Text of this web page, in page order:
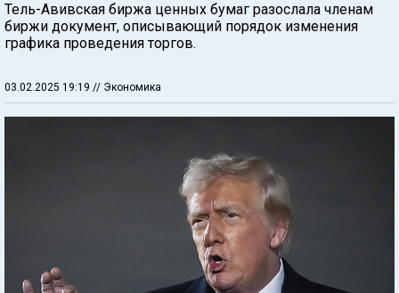
Тель-Авивская биржа ценных бумаг разослала членам
биржи документ, описывающий порядок изменения
графика проведения торгов.
03.02.2025 19:19 // Экономика